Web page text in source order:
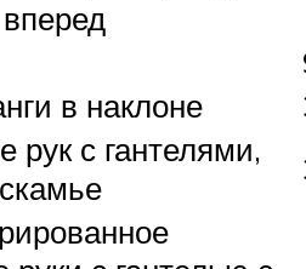
в наклоне
рук с гантелями,